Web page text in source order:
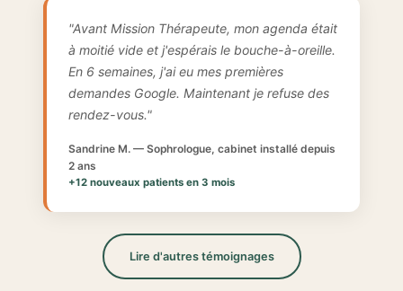
"Avant Mission Thérapeute, mon agenda était
à moitié vide et j'espérais le bouche-à-oreille.
En 6 semaines, j'ai eu mes premières
demandes Google. Maintenant je refuse des
rendez-vous."
Sandrine M. — Sophrologue, cabinet installé depuis
2 ans
+12 nouveaux patients en 3 mois
Lire d'autres témoignages